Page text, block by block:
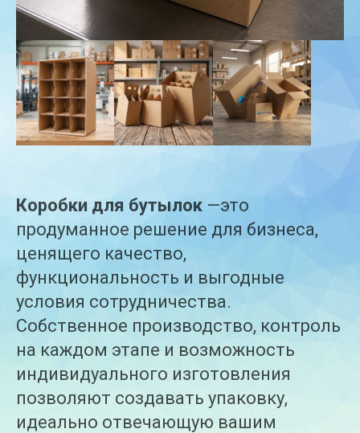
Коробки для бутылок —это
продуманное решение для бизнеса,
ценящего качество,
функциональность и выгодные
условия сотрудничества.
Собственное производство, контроль
на каждом этапе и возможность
индивидуального изготовления
позволяют создавать упаковку,
идеально отвечающую вашим